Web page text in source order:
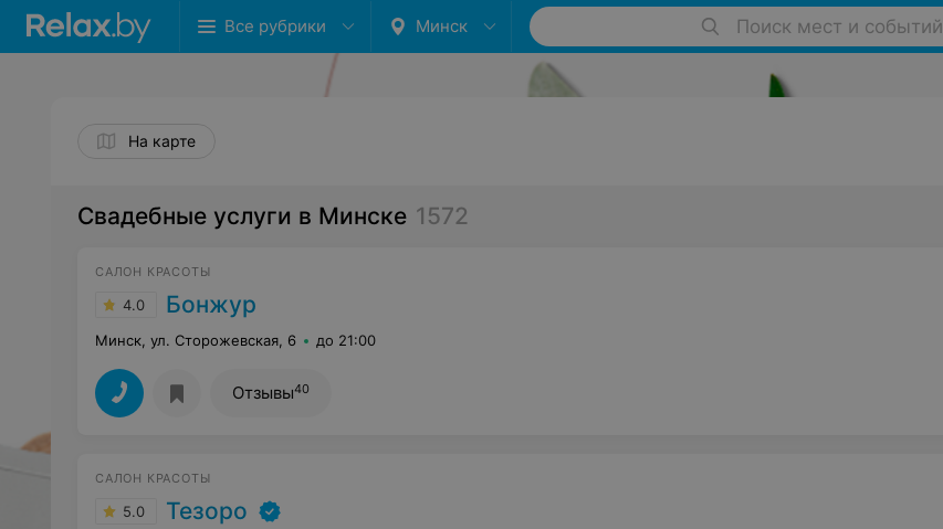
Все рубрики Минск Поиск мест и событий
На карте
Свадебные услуги в Минске 1572
САЛОН КРАСОТЫ
4.0 Бонжур
Минск, ул. Сторожевская, 6 до 21:00
Отзывы40
САЛОН КРАСОТЫ
5.0 Тезоро